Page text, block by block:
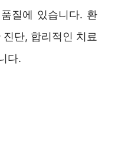
질에 있습니다. 환
단, 합리적인 치료
다.